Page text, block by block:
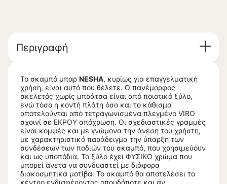
Περιγραφή
Το σκαμπό μπαρ NESHA, κυρίως για επαγγελματική
χρήση, είναι αυτό που θέλετε. Ο πανέμορφος
σκελετός χωρίς μπράτσα είναι από ποιοτικό ξύλο,
ενώ τόσο η κοντή πλάτη όσο και το κάθισμα
αποτελούνται από τετραγωνισμένα πλεγμένο VIRO
σχοινί σε ΕΚΡΟΥ απόχρωση. Οι σχεδιαστικές γραμμές
είναι κομψές και με γνώμονα την άνεση του χρήστη,
με χαρακτηριστικό παράδειγμα την ύπαρξη των
συνδέσεων των ποδιών του σκαμπό, που χρησιμεύουν
και ως υποπόδια. Το ξύλο έχει ΦΥΣΙΚΟ χρώμα που
μπορεί άνετα να συνδυαστεί με διάφορα
διακοσμητικά μοτίβα. Το σκαμπό θα αποτελέσει το